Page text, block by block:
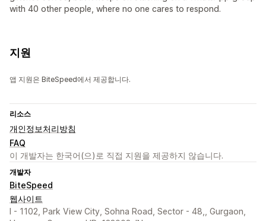
with 40 other people, where no one cares to respond.
지원
앱 지원은 BiteSpeed에서 제공합니다.
리소스
개인정보처리방침
FAQ
이 개발자는 한국어(으)로 직접 지원을 제공하지 않습니다.
개발자
BiteSpeed
웹사이트
I - 1102, Park View City, Sohna Road, Sector - 48,, Gurgaon,